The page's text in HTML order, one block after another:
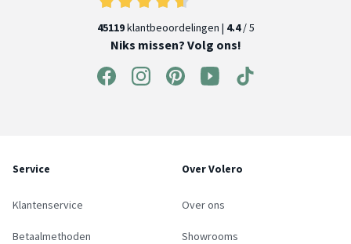
45119klantbeoordelingen | 4.4/ 5
Niks missen? Volg ons!
Service
Klantenservice
Betaalmethoden
Over Volero
Over ons
Showrooms